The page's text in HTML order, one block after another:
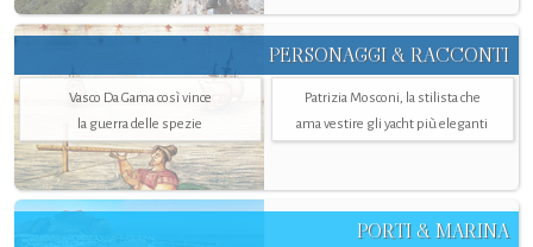
PERSONAGGI & RACCONTI
Vasco Da Gama così vince
la guerra delle spezie
Patrizia Mosconi, la stilista che
ama vestire gli yacht più eleganti
PORTI & MARINA